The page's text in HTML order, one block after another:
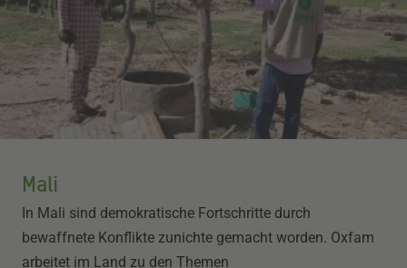
Mali
In Mali sind demokratische Fortschritte durch
bewaffnete Konflikte zunichte gemacht worden. Oxfam
arbeitet im Land zu den Themen